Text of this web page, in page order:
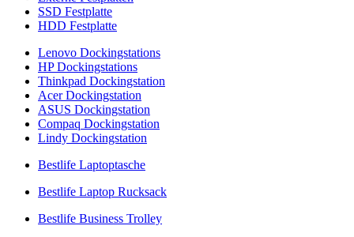
SSD Festplatte
HDD Festplatte
Lenovo Dockingstations
HP Dockingstations
Thinkpad Dockingstation
Acer Dockingstation
ASUS Dockingstation
Compaq Dockingstation
Lindy Dockingstation
Bestlife Laptoptasche
Bestlife Laptop Rucksack
Bestlife Business Trolley